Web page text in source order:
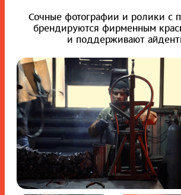
Сочные фотографии и ролики с
брендируются фирменным
и поддерживают